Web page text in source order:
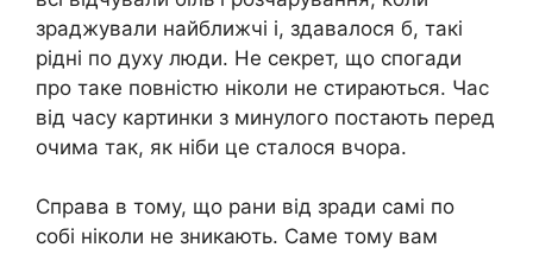
зраджували найближчі і, здавалося б, такі
рідні по духу люди. Не секрет, що спогади
про таке повністю ніколи не стираються. Час
від часу картинки з минулого постають перед
очима так, як ніби це сталося вчора.
Справа в тому, що рани від зради самі по
собі ніколи не зникають. Саме тому вам